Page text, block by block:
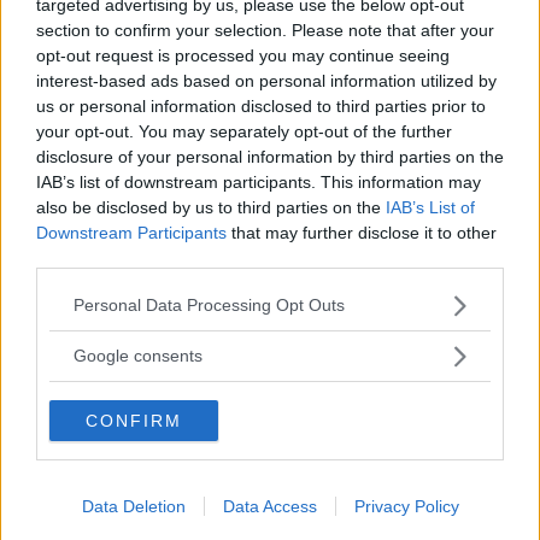
targeted advertising by us, please use the below opt-out
section to confirm your selection. Please note that after your
opt-out request is processed you may continue seeing
interest-based ads based on personal information utilized by
us or personal information disclosed to third parties prior to
your opt-out. You may separately opt-out of the further
disclosure of your personal information by third parties on the
IAB’s list of downstream participants. This information may
also be disclosed by us to third parties on the IAB’s List of
Downstream Participants that may further disclose it to other
Please note that this website/app uses one or more Google
not limited to your visit or usage behaviour. You may click to
use your data for below specified purposes in below Google
consent section.
Personal Data Processing Opt Outs
Google consents
CONFIRM
Data Deletion Data Access Privacy Policy
Läs Frias efterträdare!
Syreär Sveriges enda gröna dagstidning som
finns både digitalt och i tryck.
För en inbiten samlare med antikvitetspassion som
undertecknad med allt ifrån 30-talsklänningar och
fågelbroscher till porslinslampor och kristallglas i
gömmorna blir Drömrummet dock en besvikelse.
Förvisso är det fantastiskt att se Antikrundeexperternas
går ut på den egna fyndjakten blir det frustrerande att
se allt presenterat på museum. Poängen går liksom
förlorad, som för ett sötsuget barn att besöka en
godisaffär utan att få smaka eller ens lukta på
godsakerna.
Samtidigt tycker jag att återanvändningsaspekten och